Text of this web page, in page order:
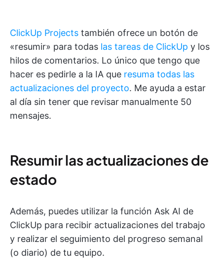
ClickUp Projects también ofrece un botón de
«resumir» para todas las tareas de ClickUp y los
hilos de comentarios. Lo único que tengo que
hacer es pedirle a la IA que resuma todas las
actualizaciones del proyecto. Me ayuda a estar
al día sin tener que revisar manualmente 50
mensajes.
Resumir las actualizaciones de
estado
Además, puedes utilizar la función Ask AI de
ClickUp para recibir actualizaciones del trabajo
y realizar el seguimiento del progreso semanal
(o diario) de tu equipo.